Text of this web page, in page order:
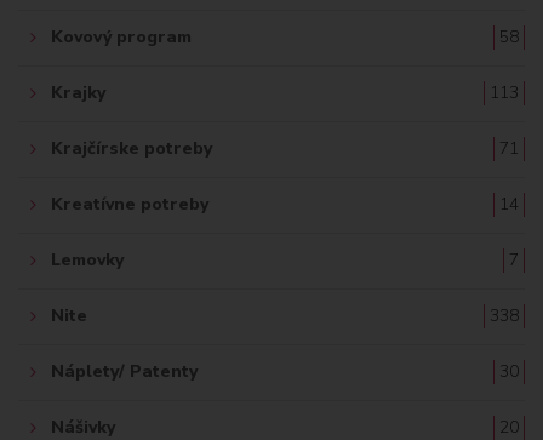
Kovový program 58
Krajky 113
Krajčírske potreby 71
Kreatívne potreby 14
Lemovky 7
Nite 338
Náplety/ Patenty 30
Nášivky 20